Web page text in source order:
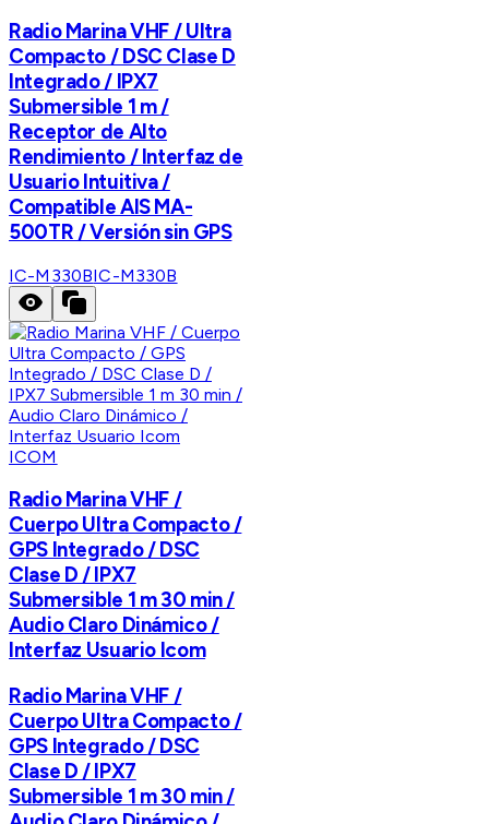
Radio Marina VHF / Ultra
Compacto / DSC Clase D
Integrado / IPX7
Submersible 1 m /
Receptor de Alto
Rendimiento / Interfaz de
Usuario Intuitiva /
Compatible AIS MA-
500TR / Versión sin GPS
IC-M330BIC-M330B
ICOM
Radio Marina VHF /
Cuerpo Ultra Compacto /
GPS Integrado / DSC
Clase D / IPX7
Submersible 1 m 30 min /
Audio Claro Dinámico /
Interfaz Usuario Icom
Radio Marina VHF /
Cuerpo Ultra Compacto /
GPS Integrado / DSC
Clase D / IPX7
Submersible 1 m 30 min /